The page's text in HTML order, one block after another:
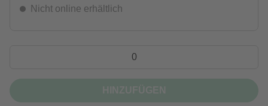
Nicht online erhältlich